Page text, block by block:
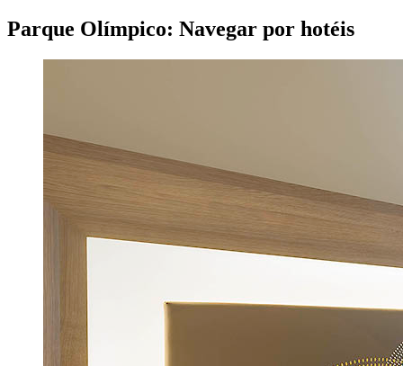
Parque Olímpico: Navegar por hotéis